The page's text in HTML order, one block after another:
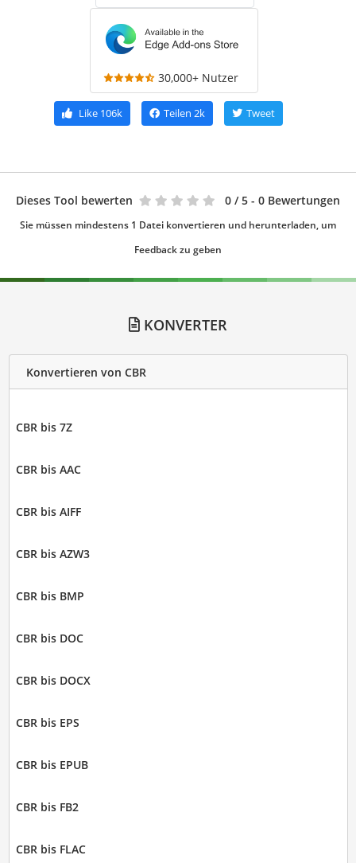
30,000+ Nutzer
Like 106k Teilen 2k Tweet
Dieses Tool bewerten 0 / 5 - 0 Bewertungen
Sie müssen mindestens 1 Datei konvertieren und herunterladen, um
Feedback zu geben
KONVERTER
Konvertieren von CBR
CBR bis 7Z
CBR bis AAC
CBR bis AIFF
CBR bis AZW3
CBR bis BMP
CBR bis DOC
CBR bis DOCX
CBR bis EPS
CBR bis EPUB
CBR bis FB2
CBR bis FLAC